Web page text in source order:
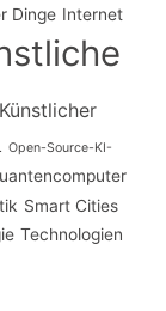
Dinge Internet
Künstlicher
Open-Source-KI-
Smart Cities
Technologien